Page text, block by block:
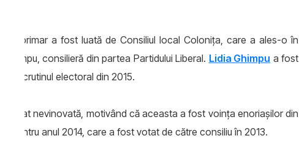
de primar a fost luată de Consiliul local Colonița, care a ales-o în
Ghimpu, consilieră din partea Partidului Liberal. Lidia Ghimpu a fost
în scrutinul electoral din 2015.
pledat nevinovată, motivând că aceasta a fost voința enoriașilor din
pentru anul 2014, care a fost votat de către consiliu în 2013.